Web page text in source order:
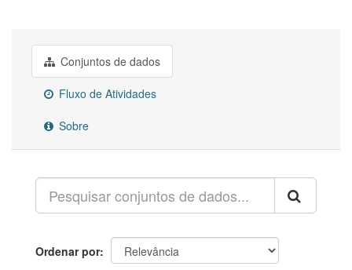
Conjuntos de dados
Fluxo de Atividades
Sobre
Ordenar por